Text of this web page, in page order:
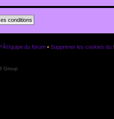
du forum • Supprimer les cookies du
Group